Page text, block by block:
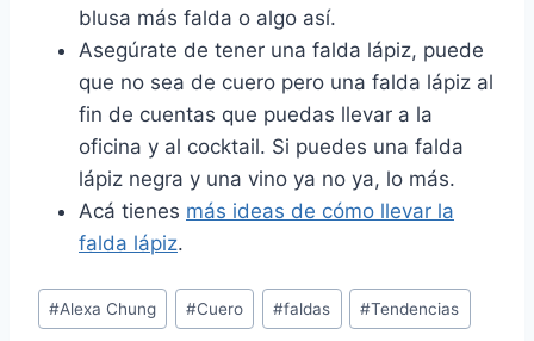
blusa más falda o algo así.
Asegúrate de tener una falda lápiz, puede
que no sea de cuero pero una falda lápiz al
fin de cuentas que puedas llevar a la
oficina y al cocktail. Si puedes una falda
lápiz negra y una vino ya no ya, lo más.
Acá tienes más ideas de cómo llevar la
falda lápiz.
Post
Tags:
#Alexa Chung #Cuero #faldas #Tendencias